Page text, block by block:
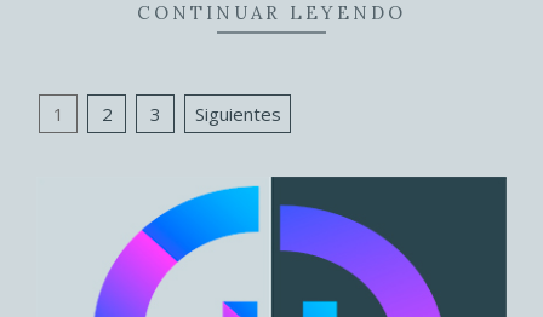
CONTINUAR LEYENDO
Paginación
1 2 3 Siguientes